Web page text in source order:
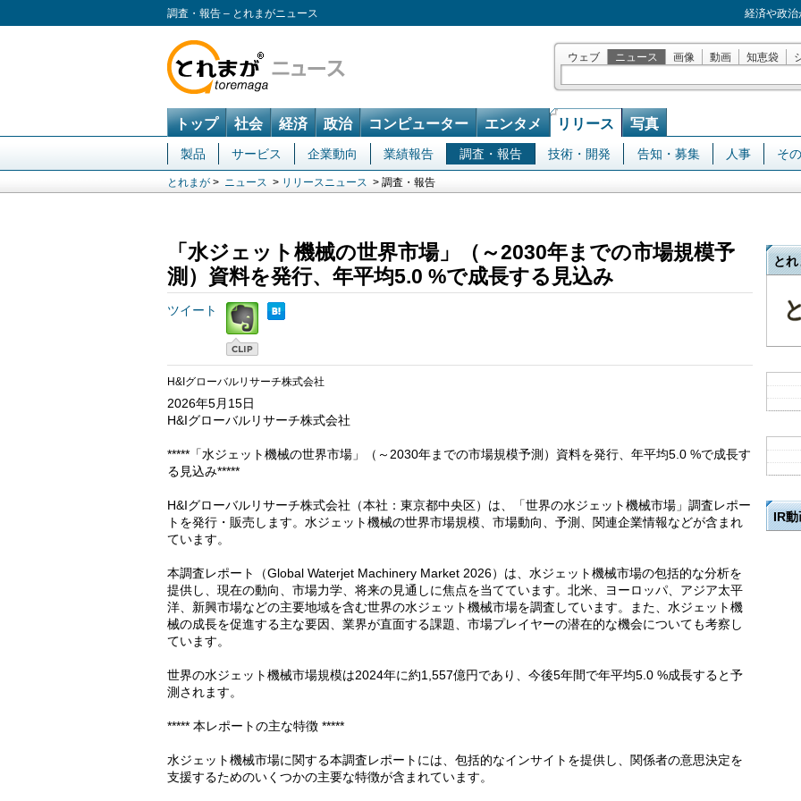
調査・報告 – とれまがニュース 経済や政
ウェブ ニュース 画像 動画 知恵袋
トップ 社会 経済 政治 コンピューター エンタメ リリース 写真
製品 サービス 企業動向 業績報告 調査・報告 技術・開発 告知・募集 人事 そ
とれまが > ニュース > リリースニュース > 調査・報告
「水ジェット機械の世界市場」（～2030年までの市場規模予
測）資料を発行、年平均5.0 %で成長する見込み
ツイート
H&Iグローバルリサーチ株式会社
2026年5月15日
H&Iグローバルリサーチ株式会社
*****「水ジェット機械の世界市場」（～2030年までの市場規模予測）資料を発行、年平均5.0 %で成長す
る見込み*****
H&Iグローバルリサーチ株式会社（本社：東京都中央区）は、「世界の水ジェット機械市場」調査レポー
トを発行・販売します。水ジェット機械の世界市場規模、市場動向、予測、関連企業情報などが含まれ
ています。
本調査レポート（Global Waterjet Machinery Market 2026）は、水ジェット機械市場の包括的な分析を
提供し、現在の動向、市場力学、将来の見通しに焦点を当てています。北米、ヨーロッパ、アジア太平
洋、新興市場などの主要地域を含む世界の水ジェット機械市場を調査しています。また、水ジェット機
械の成長を促進する主な要因、業界が直面する課題、市場プレイヤーの潜在的な機会についても考察し
ています。
世界の水ジェット機械市場規模は2024年に約1,557億円であり、今後5年間で年平均5.0 %成長すると予
測されます。
***** 本レポートの主な特徴 *****
水ジェット機械市場に関する本調査レポートには、包括的なインサイトを提供し、関係者の意思決定を
支援するためのいくつかの主要な特徴が含まれています。
とれ
IR動